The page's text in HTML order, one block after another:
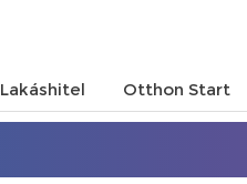
Lakáshitel Otthon Start